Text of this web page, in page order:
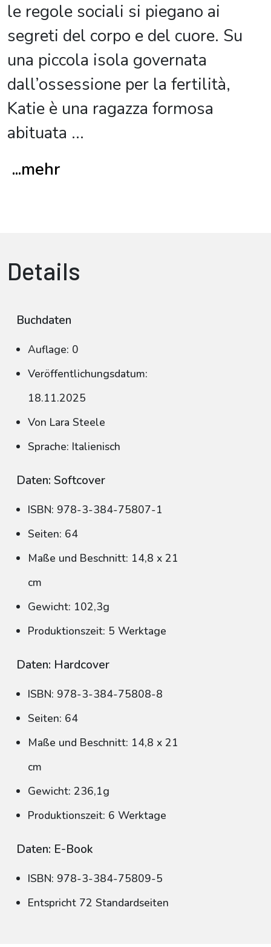
le regole sociali si piegano ai
segreti del corpo e del cuore. Su
una piccola isola governata
dall’ossessione per la fertilità,
Katie è una ragazza formosa
abituata ...
...mehr
Details
Buchdaten
Auflage: 0
Veröffentlichungsdatum:
18.11.2025
Von Lara Steele
Sprache: Italienisch
Daten: Softcover
ISBN: 978-3-384-75807-1
Seiten: 64
Maße und Beschnitt: 14,8 x 21
cm
Gewicht: 102,3g
Produktionszeit: 5 Werktage
Daten: Hardcover
ISBN: 978-3-384-75808-8
Seiten: 64
Maße und Beschnitt: 14,8 x 21
cm
Gewicht: 236,1g
Produktionszeit: 6 Werktage
Daten: E-Book
ISBN: 978-3-384-75809-5
Entspricht 72 Standardseiten